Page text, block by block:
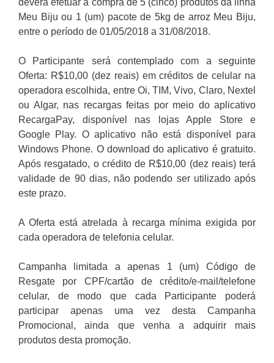
deverá efetuar a compra de 5 (cinco) produtos da linha
Meu Biju ou 1 (um) pacote de 5kg de arroz Meu Biju,
entre o período de 01/05/2018 a 31/08/2018.
O Participante será contemplado com a seguinte
Oferta: R$10,00 (dez reais) em créditos de celular na
operadora escolhida, entre Oi, TIM, Vivo, Claro, Nextel
ou Algar, nas recargas feitas por meio do aplicativo
RecargaPay, disponível nas lojas Apple Store e
Google Play. O aplicativo não está disponível para
Windows Phone. O download do aplicativo é gratuito.
Após resgatado, o crédito de R$10,00 (dez reais) terá
validade de 90 dias, não podendo ser utilizado após
este prazo.
A Oferta está atrelada à recarga mínima exigida por
cada operadora de telefonia celular.
Campanha limitada a apenas 1 (um) Código de
Resgate por CPF/cartão de crédito/e-mail/telefone
celular, de modo que cada Participante poderá
participar apenas uma vez desta Campanha
Promocional, ainda que venha a adquirir mais
produtos desta promoção.